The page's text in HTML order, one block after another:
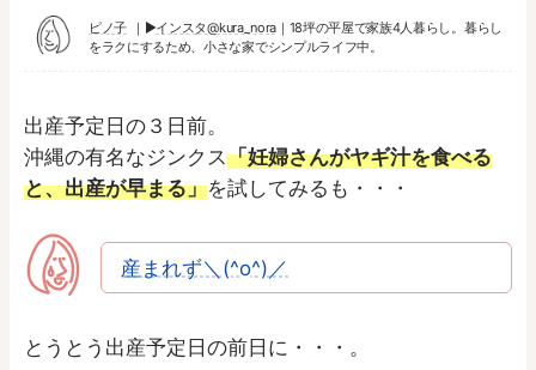
ピノ子 ▶︎インスタ@kura_nora｜18坪の平屋で家族4人暮らし。暮らし
をラクにするため、小さな家でシンプルライフ中。
出産予定日の３日前。
沖縄の有名なジンクス「妊婦さんがヤギ汁を食べる
と、出産が早まる」を試してみるも・・・
産まれず＼(^o^)／
とうとう出産予定日の前日に・・・。